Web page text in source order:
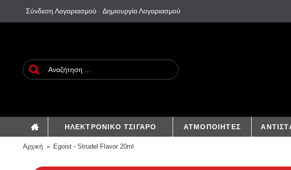
Σύνδεση Λογαριασμού Δημιουργία Λογαριασμού
ΗΛΕΚΤΡΟΝΙΚΟ ΤΣΙΓΑΡΟ ΑΤΜΟΠΟΙΗΤΕΣ
Αρχική Egoist - Strudel Flavor 20ml